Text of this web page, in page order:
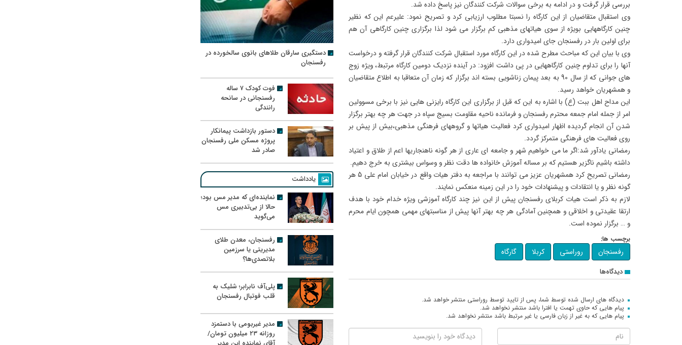
بررسی قرار گرفت و در ادامه به برخی سوالات شرکت کنندگان نیز پاسخ داده شد.
وی استقبال متقاضیان از این کارگاه را نسبتا مطلوب ارزیابی کرد و تصریح نمود: علیرعم این که نظیر
چنین کارگاههایی بویژه از سوی هیاتهای مذهبی کم برگزار می شود لذا برگزاری چنین کارگاهی آن هم
برای اولین بار در رفسنجان جای امیدواری دارد.
وی با بیان این که مباحث مطرح شده در این کارگاه مورد استقبال شرکت کنندگان قرار گرفته و درخواست
آنها را برای تداوم چنین کارگاههایی در پی داشت افزود: در آینده نزدیک دومین کارگاه مرتبط، ویژه زوج
های جوانی که از سال 90 به بعد پیمان زناشویی بسته اند برگزار که زمان آن متعاقبا به اطلاع متقاضیان
و همشهریان خواهد رسید.
این مداح اهل ببت (ع) با اشاره به این که قبل از برگزاری این کارگاه رایزنی هایی نیز با برخی مسوولین
امر از جمله امام جمعه محترم رفسنجان و فرمانده ناحیه مقاومت بسیج سپاه در جهت هر چه بهتر برگزار
شدن آن انجام گردیده اظهار امیدواری کرد فعالیت هیاتها و گروههای فرهنگی مذهبی،بیش از پیش بر
روی فعالیت های فرهنگی متمرکز گردد.
رمضانی یادآور شد:اگر ما می خواهیم شهر و جامعه ای عاری از هر گونه ناهنجاریها اعم از طلاق و اعتیاد
داشته باشیم ناگزیر هستیم که بر مساله آموزش خانواده ها دقت نظر و وسواس بیشتری به خرج دهیم.
رمضانی تصریح کرد همشهریان عزیز می توانند با مراجعه به دفتر هیات واقع در خیابان امام علی 5 هر
گونه نظر و یا انتقادات و پیشنهادات خود را در این زمینه منعکس نمایند.
لازم به ذکر است هیات کربلای رفسنجان پیش از این نیز چند کارگاه آموزشی ویژه خدام خود با هدف
ارتقا عقیدتی و اخلاقی و همچنین آمادگی هر چه بهتر آنها پیش از مناسبتهای مهمی همچون ایام محرم
و … برگزار نموده است.
برچسب ها:
رفسنجان روراستی کربلا گارگاه
دیدگاه‌ها
دیدگاه های ارسال شده توسط شما، پس از تایید توسط روراستی منتشر خواهد شد.
پیام هایی که حاوی تهمت یا افترا باشد منتشر نخواهد شد.
پیام هایی که به غیر از زبان فارسی یا غیر مرتبط باشد منتشر نخواهد شد.
دستگیری سارقان طلاهای بانوی سالخورده در
رفسنجان
فوت کودک ۷ ساله
رفسنجانی در سانحه
رانندگی
دستور بازداشت پیمانکار
پروژه مسکن ملی رفسنجان
صادر شد
یادداشت
نماینده‌ای که مدیر مس بود؛
حالا از بی‌تدبیری مس
می‌گوید
رفسنجان، معدن طلای
مدیریتی یا سرزمین
بلاتصدی‌ها؟
پلی‌آف نابرابر؛ شلیک به
قلب فوتبال رفسنجان
مدیر غیربومی با دستمزد
روزانه ۲۳ میلیون تومان/